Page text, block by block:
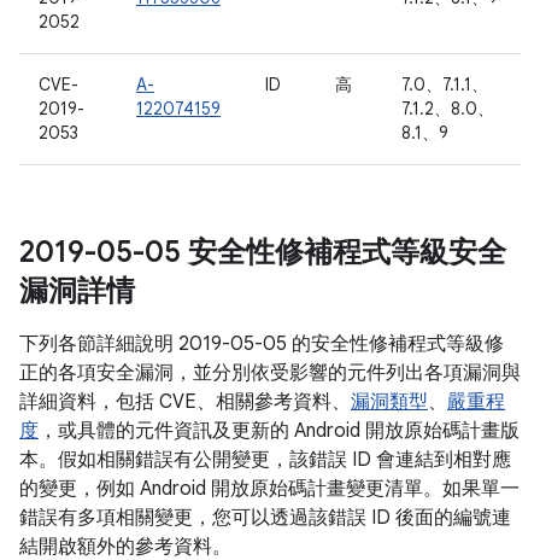
2052
CVE-
2019-
2053
A-
122074159
ID 高
7.0、7.1.1、
7.1.2、8.0、
8.1、9
2019-05-05 安全性修補程式等級安全
漏洞詳情
下列各節詳細說明 2019-05-05 的安全性修補程式等級修
正的各項安全漏洞，並分別依受影響的元件列出各項漏洞與
詳細資料，包括 CVE、相關參考資料、 漏洞類型、 嚴重程
度 ，或具體的元件資訊及更新的 Android 開放原始碼計畫版
本。假如相關錯誤有公開變更，該錯誤 ID 會連結到相對應
的變更，例如 Android 開放原始碼計畫變更清單。如果單一
錯誤有多項相關變更，您可以透過該錯誤 ID 後面的編號連
結開啟額外的參考資料。